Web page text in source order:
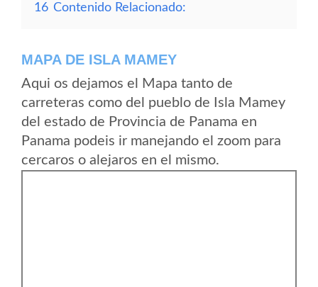
16 Contenido Relacionado:
MAPA DE ISLA MAMEY
Aqui os dejamos el Mapa tanto de
carreteras como del pueblo de Isla Mamey
del estado de Provincia de Panama en
Panama podeis ir manejando el zoom para
cercaros o alejaros en el mismo.